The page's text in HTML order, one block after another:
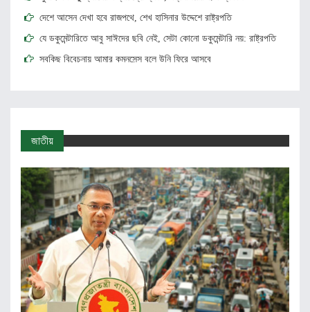
দেশে আসেন দেখা হবে রাজপথে, শেখ হাসিনার উদ্দেশে রাষ্ট্রপতি
যে ডকুমেন্টারিতে আবু সাঈদের ছবি নেই, সেটা কোনো ডকুমেন্টারি নয়: রাষ্ট্রপতি
সবকিছু বিবেচনায় আমার কমনসেন্স বলে উনি ফিরে আসবে
কিশোরীকে ধর্ষণের অভিযোগে রিপন মিয়ার বিরুদ্ধে মামলা
জাতীয়